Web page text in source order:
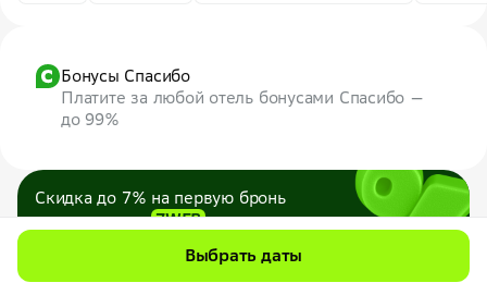
Бонусы Спасибо
Платите за любой отель бонусами Спасибо —
до 99%
Скидка до 7% на первую бронь
по промокоду 7WEB
Выбрать даты